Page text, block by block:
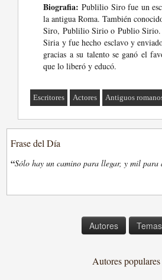
Biografia: Publilio Siro fue un
la antigua Roma. También
Siro, Publilio Sirio o Publio Sirio.
Siria y fue hecho esclavo y
gracias a su talento se ganó el
que lo liberó y educó.
Escritores Actores Antiguos
Frase del Día
“Sólo hay un camino para llegar, y mil para
Autores Temas
Autores populares